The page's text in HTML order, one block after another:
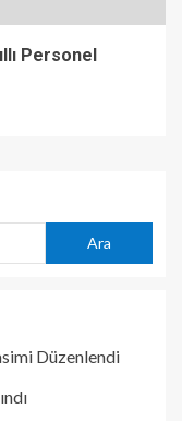
Personel
Ara
Düzenlendi